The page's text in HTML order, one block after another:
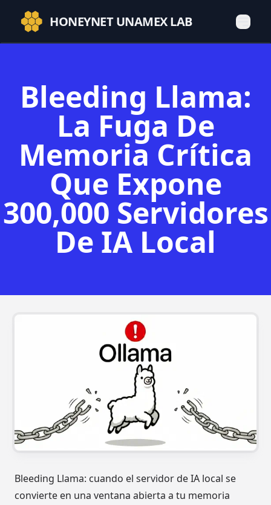
HONEYNET UNAMEX LAB
Bleeding Llama:
La Fuga De
Memoria Crítica
Que Expone
300,000 Servidores
De IA Local
Bleeding Llama: cuando el servidor de IA local se
convierte en una ventana abierta a tu memoria